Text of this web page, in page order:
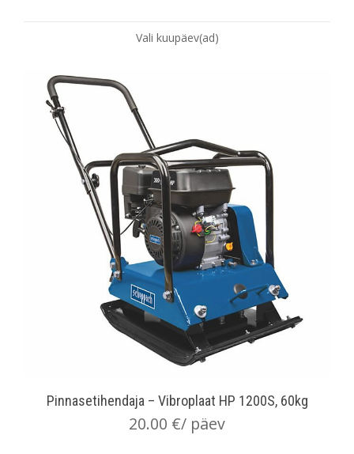
Vali kuupäev(ad)
Pinnasetihendaja – Vibroplaat HP 1200S, 60kg
20.00 €/ päev